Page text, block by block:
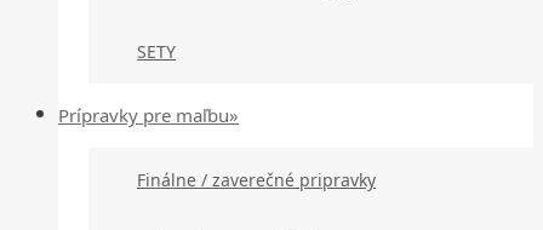
SETY
Prípravky pre maľbu»
Finálne / zaverečné pripravky